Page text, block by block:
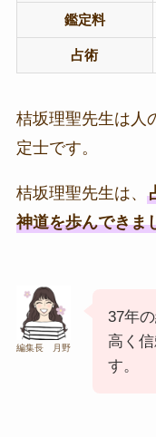
鑑定料
占術
桔坂理聖先生は人
定士です。
桔坂理聖先生は、
神道を歩んできま
編集長 月野
37年
高く
す。